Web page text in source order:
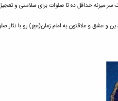
میزنه حداقل ده تا صلوات برای سلامتی و
و عشق و علاقتون به امام زمان(عج) رو با نثار